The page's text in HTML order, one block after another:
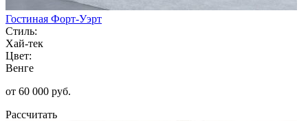
Гостиная Форт-Уэрт
Стиль:
Хай-тек
Цвет:
Венге
от 60 000 руб.
Рассчитать